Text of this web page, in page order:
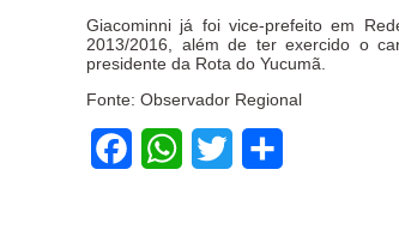
Giacominni já foi vice-prefeito em
2013/2016, além de ter exercido o
presidente da Rota do Yucumã.
Fonte: Observador Regional
FacebookWhatsApp
Twitter